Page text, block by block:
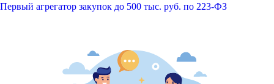
Первый агрегатор закупок до 500 тыс. руб. по 223-ФЗ